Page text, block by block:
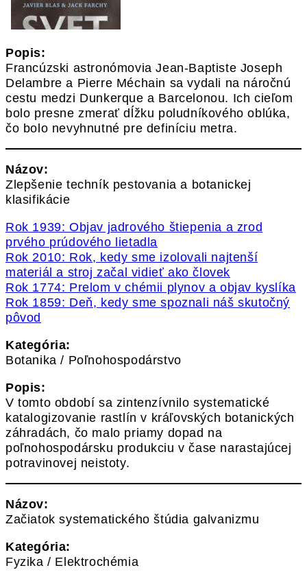
Popis:
Francúzski astronómovia Jean-Baptiste Joseph
Delambre a Pierre Méchain sa vydali na náročnú
cestu medzi Dunkerque a Barcelonou. Ich cieľom
bolo presne zmerať dĺžku poludníkového oblúka,
čo bolo nevyhnutné pre definíciu metra.
Názov:
Zlepšenie techník pestovania a botanickej
klasifikácie
Rok 1939: Objav jadrového štiepenia a zrod
prvého prúdového lietadla
Rok 2010: Rok, kedy sme izolovali najtenší
materiál a stroj začal vidieť ako človek
Rok 1774: Prelom v chémii plynov a objav kyslíka
Rok 1859: Deň, kedy sme spoznali náš skutočný
pôvod
Kategória:
Botanika / Poľnohospodárstvo
Popis:
V tomto období sa zintenzívnilo systematické
katalogizovanie rastlín v kráľovských botanických
záhradách, čo malo priamy dopad na
poľnohospodársku produkciu v čase narastajúcej
potravinovej neistoty.
Názov:
Začiatok systematického štúdia galvanizmu
Kategória:
Fyzika / Elektrochémia